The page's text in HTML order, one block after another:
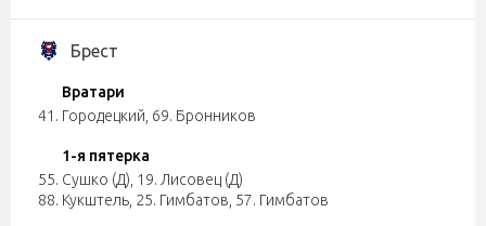
Брест
Вратари
41. Городецкий 69. Бронников
1-я пятерка
55. Сушко (Д) 19. Лисовец (Д)
88. Кукштель 25. Гимбатов 57. Гимбатов